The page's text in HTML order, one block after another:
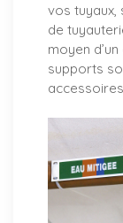
vos tuyaux,
de
moyen
supports